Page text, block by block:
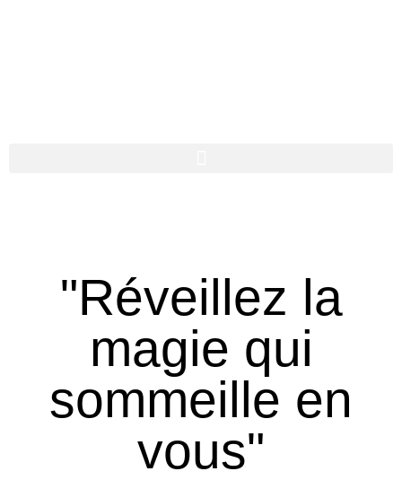
"Réveillez la
magie qui
sommeille en
vous"